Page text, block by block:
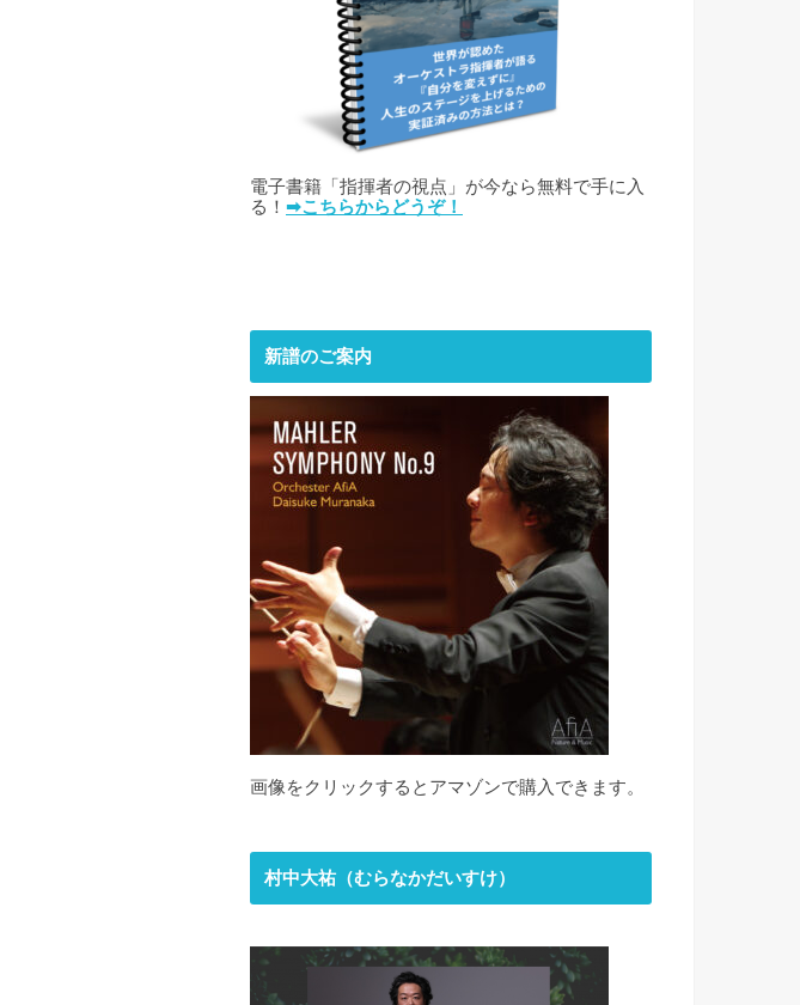
電子書籍「指揮者の視点」が今なら無料で手に入
る！ ➡こちらからどうぞ！
新譜のご案内
画像をクリックするとアマゾンで購入できます。
村中大祐（むらなかだいすけ）